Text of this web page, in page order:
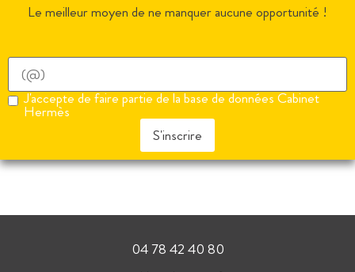
Le meilleur moyen de ne manquer aucune opportunité !
J'accepte de faire partie de la base de données Cabinet
Hermès
S'inscrire
04 78 42 40 80